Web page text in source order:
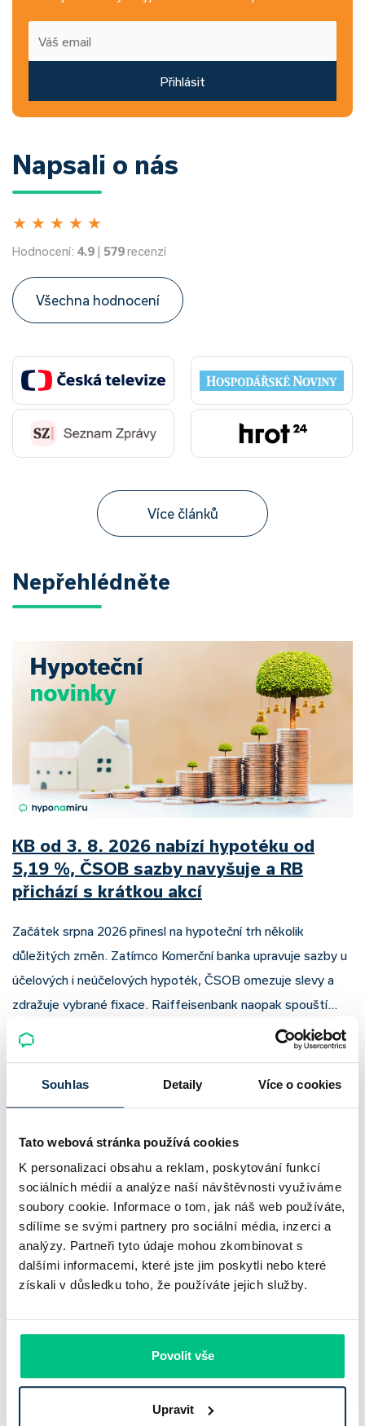
Souhlas Detaily Více o cookies
Tato webová stránka používá cookies
K personalizaci obsahu a reklam, poskytování funkcí
sociálních médií a analýze naší návštěvnosti využíváme
soubory cookie. Informace o tom, jak náš web používáte,
sdílíme se svými partnery pro sociální média, inzerci a
analýzy. Partneři tyto údaje mohou zkombinovat s
dalšími informacemi, které jste jim poskytli nebo které
získali v důsledku toho, že používáte jejich služby.
Povolit vše
Upravit
Přihlásit
Napsali o nás
★ ★ ★ ★ ★
Hodnocení: 4.9 | 579recenzí
Všechna hodnocení
Více článků
Nepřehlédněte
KB od 3. 8. 2026 nabízí hypotéku od
5,19 %, ČSOB sazby navyšuje a RB
přichází s krátkou akcí
Začátek srpna 2026 přinesl na hypoteční trh několik
důležitých změn. Zatímco Komerční banka upravuje sazby u
účelových i neúčelových hypoték, ČSOB omezuje slevy a
zdražuje vybrané fixace. Raiffeisenbank naopak spouští…
Pavel Pohanka
4 minuty k přečtení
Dlouhodobý vs. krátkodobý pronájem
nestačí. O skutečném výnosu z pronájmu rozhodují provozní
náklady, čas potřebný ke správě nemovitosti i daně.